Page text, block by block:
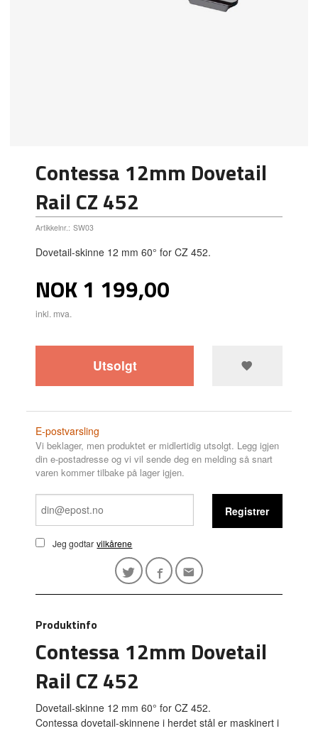
Contessa 12mm Dovetail
Rail CZ 452
Artikkelnr.: SW03
Dovetail-skinne 12 mm 60° for CZ 452.
Pris
NOK1 199,00
inkl. mva.
Utsolgt
E-postvarsling
Vi beklager, men produktet er midlertidig utsolgt. Legg igjen
din e-postadresse og vi vil sende deg en melding så snart
varen kommer tilbake på lager igjen.
Jeg godtar vilkårene
Registrer
Produktinfo
Contessa 12mm Dovetail
Rail CZ 452
Dovetail-skinne 12 mm 60° for CZ 452.
Contessa dovetail-skinnene i herdet stål er maskinert i